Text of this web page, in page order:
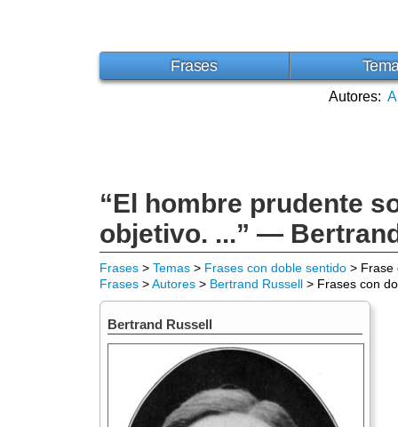
Frases
Autores: A
“El hombre prudente
objetivo. ...” —
Frases > Temas > Frases con doble sentido > Frase
Frases >Autores > Bertrand Russell > Frases con
Bertrand Russell